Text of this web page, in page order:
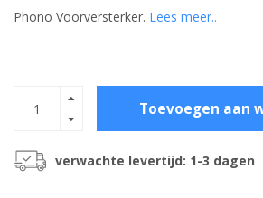
Phono Voorversterker. Lees meer..
Toevoegen aan
verwachte levertijd: 1-3 dagen